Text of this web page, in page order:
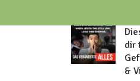
dir
&